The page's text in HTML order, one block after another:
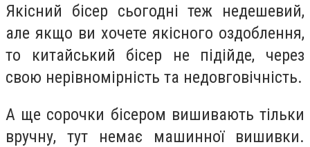
Якісний бісер сьогодні теж недешевий,
але якщо ви хочете якісного оздоблення,
то китайський бісер не підійде, через
свою нерівномірність та недовговічність.
А ще сорочки бісером вишивають тільки
вручну, тут немає машинної вишивки.